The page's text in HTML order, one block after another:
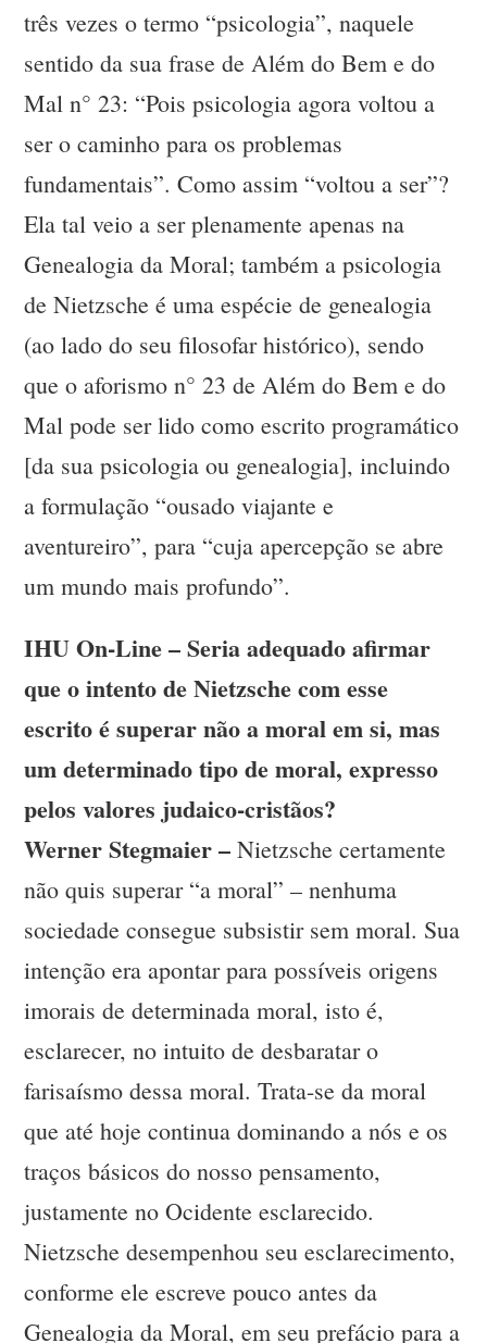
três vezes o termo “psicologia”, naquele
sentido da sua frase de Além do Bem e do
Mal n° 23: “Pois psicologia agora voltou a
ser o caminho para os problemas
fundamentais”. Como assim “voltou a ser”?
Ela tal veio a ser plenamente apenas na
Genealogia da Moral; também a psicologia
de Nietzsche é uma espécie de genealogia
(ao lado do seu filosofar histórico), sendo
que o aforismo n° 23 de Além do Bem e do
Mal pode ser lido como escrito programático
[da sua psicologia ou genealogia], incluindo
a formulação “ousado viajante e
aventureiro”, para “cuja apercepção se abre
um mundo mais profundo”.
IHU On-Line – Seria adequado afirmar
que o intento de Nietzsche com esse
escrito é superar não a moral em si, mas
um determinado tipo de moral, expresso
pelos valores judaico-cristãos?
Werner Stegmaier – Nietzsche certamente
não quis superar “a moral” – nenhuma
sociedade consegue subsistir sem moral. Sua
intenção era apontar para possíveis origens
imorais de determinada moral, isto é,
esclarecer, no intuito de desbaratar o
farisaísmo dessa moral. Trata-se da moral
que até hoje continua dominando a nós e os
traços básicos do nosso pensamento,
justamente no Ocidente esclarecido.
Nietzsche desempenhou seu esclarecimento,
conforme ele escreve pouco antes da
Genealogia da Moral, em seu prefácio para a